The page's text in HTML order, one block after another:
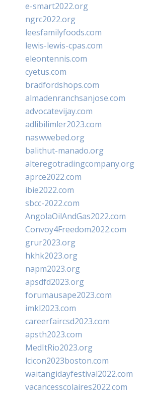
e-smart2022.org
ngrc2022.org
leesfamilyfoods.com
lewis-lewis-cpas.com
eleontennis.com
cyetus.com
bradfordshops.com
almadenranchsanjose.com
advocatevijay.com
adlibilimler2023.com
naswwebed.org
balithut-manado.org
alteregotradingcompany.org
aprce2022.com
ibie2022.com
sbcc-2022.com
AngolaOilAndGas2022.com
Convoy4Freedom2022.com
grur2023.org
hkhk2023.org
napm2023.org
apsdfd2023.org
forumausape2023.com
imkl2023.com
careerfaircsd2023.com
apsth2023.com
MedItRio2023.org
lcicon2023boston.com
waitangidayfestival2022.com
vacancesscolaires2022.com